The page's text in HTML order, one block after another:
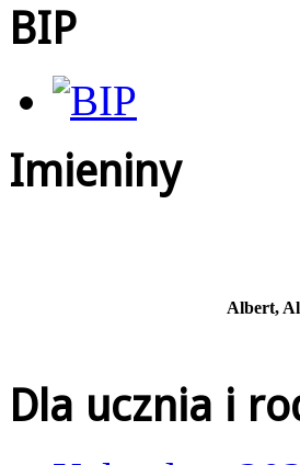
BIP
Imieniny
Albert,
Dla ucznia i